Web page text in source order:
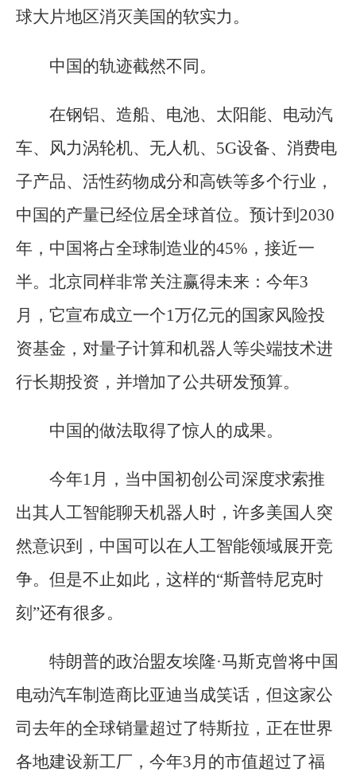
球大片地区消灭美国的软实力。
中国的轨迹截然不同。
在钢铝、造船、电池、太阳能、电动汽
车、风力涡轮机、无人机、5G设备、消费电
子产品、活性药物成分和高铁等多个行业，
中国的产量已经位居全球首位。预计到2030
年，中国将占全球制造业的45%，接近一
半。北京同样非常关注赢得未来：今年3
月，它宣布成立一个1万亿元的国家风险投
资基金，对量子计算和机器人等尖端技术进
行长期投资，并增加了公共研发预算。
中国的做法取得了惊人的成果。
今年1月，当中国初创公司深度求索推
出其人工智能聊天机器人时，许多美国人突
然意识到，中国可以在人工智能领域展开竞
争。但是不止如此，这样的“斯普特尼克时
刻”还有很多。
特朗普的政治盟友埃隆·马斯克曾将中国
电动汽车制造商比亚迪当成笑话，但这家公
司去年的全球销量超过了特斯拉，正在世界
各地建设新工厂，今年3月的市值超过了福